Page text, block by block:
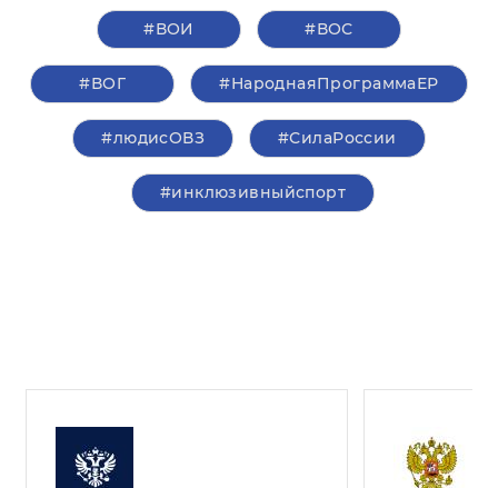
#ВОИ #ВОС
#ВОГ #НароднаяПрограммаЕР
#людисОВЗ #СилаРоссии
#инклюзивныйспорт